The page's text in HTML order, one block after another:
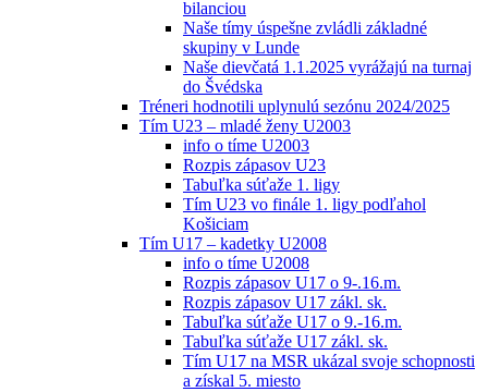
bilanciou
Naše tímy úspešne zvládli základné
skupiny v Lunde
Naše dievčatá 1.1.2025 vyrážajú na turnaj
do Švédska
Tréneri hodnotili uplynulú sezónu 2024/2025
Tím U23 – mladé ženy U2003
info o tíme U2003
Rozpis zápasov U23
Tabuľka súťaže 1. ligy
Tím U23 vo finále 1. ligy podľahol
Košiciam
Tím U17 – kadetky U2008
info o tíme U2008
Rozpis zápasov U17 o 9-.16.m.
Rozpis zápasov U17 zákl. sk.
Tabuľka súťaže U17 o 9.-16.m.
Tabuľka súťaže U17 zákl. sk.
Tím U17 na MSR ukázal svoje schopnosti
a získal 5. miesto